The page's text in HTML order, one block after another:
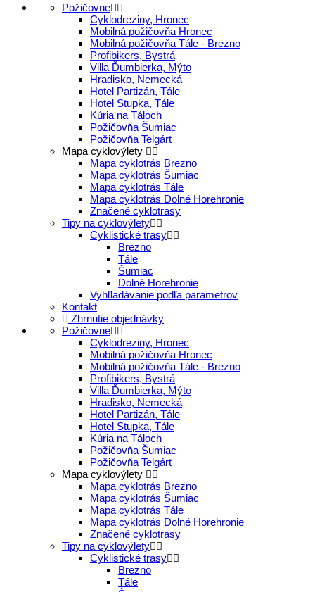
Požičovne
Cyklodreziny, Hronec
Mobilná požičovňa Hronec
Mobilná požičovňa Tále - Brezno
Profibikers, Bystrá
Villa Ďumbierka, Mýto
Hradisko, Nemecká
Hotel Partizán, Tále
Hotel Stupka, Tále
Kúria na Táloch
Požičovňa Šumiac
Požičovňa Telgárt
Mapa cyklovýlety
Mapa cyklotrás Brezno
Mapa cyklotrás Šumiac
Mapa cyklotrás Tále
Mapa cyklotrás Dolné Horehronie
Značené cyklotrasy
Tipy na cyklovýlety
Cyklistické trasy
Brezno
Tále
Šumiac
Dolné Horehronie
Vyhľladávanie podľa parametrov
Kontakt
Zhrnutie objednávky
Požičovne
Cyklodreziny, Hronec
Mobilná požičovňa Hronec
Mobilná požičovňa Tále - Brezno
Profibikers, Bystrá
Villa Ďumbierka, Mýto
Hradisko, Nemecká
Hotel Partizán, Tále
Hotel Stupka, Tále
Kúria na Táloch
Požičovňa Šumiac
Požičovňa Telgárt
Mapa cyklovýlety
Mapa cyklotrás Brezno
Mapa cyklotrás Šumiac
Mapa cyklotrás Tále
Mapa cyklotrás Dolné Horehronie
Značené cyklotrasy
Tipy na cyklovýlety
Cyklistické trasy
Brezno
Tále